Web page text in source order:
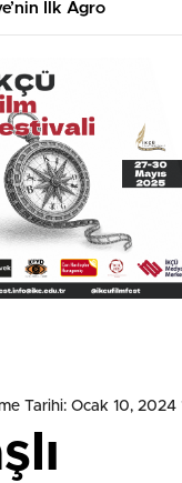
İlk Agro
Oldu
Tarihi: Ocak 10, 2024